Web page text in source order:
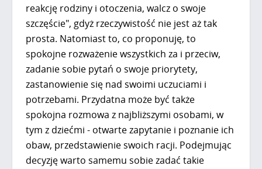
reakcję rodziny i otoczenia, walcz o swoje
szczęście", gdyż rzeczywistość nie jest aż tak
prosta. Natomiast to, co proponuję, to
spokojne rozważenie wszystkich za i przeciw,
zadanie sobie pytań o swoje priorytety,
zastanowienie się nad swoimi uczuciami i
potrzebami. Przydatna może być także
spokojna rozmowa z najbliższymi osobami, w
tym z dziećmi - otwarte zapytanie i poznanie ich
obaw, przedstawienie swoich racji. Podejmując
decyzję warto samemu sobie zadać takie